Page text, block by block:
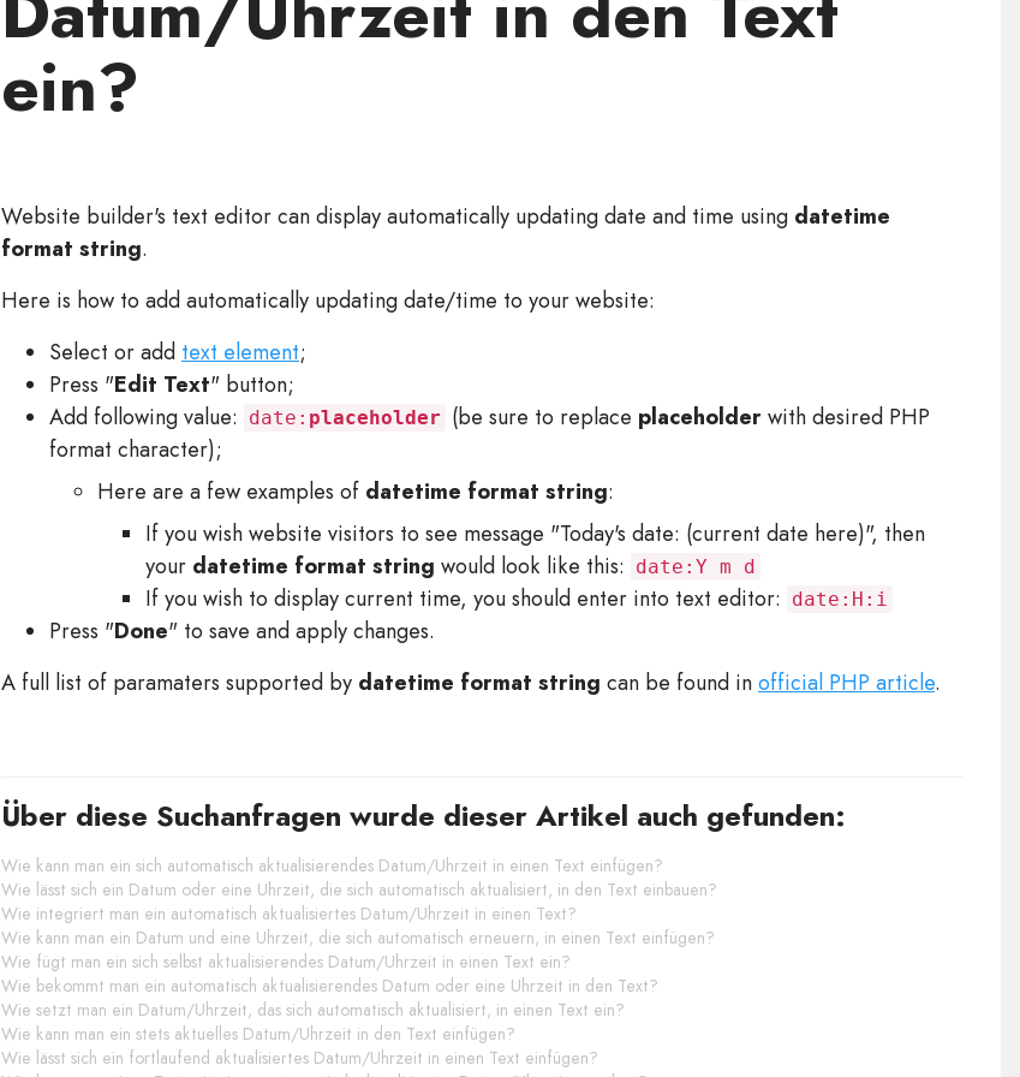
ein?
Website builder's text editor can display automatically updating date and time using datetime
format string.
Here is how to add automatically updating date/time to your website:
Select or add text element;
Press "Edit Text" button;
Add following value:
date: placeholder (be sure to replace placeholderwith desired PHP
format character);
Here are a few examples of datetime format string:
If you wish website visitors to see message "Today's date: (current date here)", then
your datetime format string would look like this: date:Y m d
If you wish to display current time, you should enter into text editor: date:H:i
Press "Done" to save and apply changes.
A full list of paramaters supported by datetime format string can be found inofficial PHP article.
Über diese Suchanfragen wurde dieser Artikel auch gefunden:
Wie kann man ein sich automatisch aktualisierendes Datum/Uhrzeit in einen Text einfügen?
Wie lässt sich ein Datum oder eine Uhrzeit, die sich automatisch aktualisiert, in den Text einbauen?
Wie integriert man ein automatisch aktualisiertes Datum/Uhrzeit in einen Text?
Wie kann man ein Datum und eine Uhrzeit, die sich automatisch erneuern, in einen Text einfügen?
Wie fügt man ein sich selbst aktualisierendes Datum/Uhrzeit in einen Text ein?
Wie bekommt man ein automatisch aktualisierendes Datum oder eine Uhrzeit in den Text?
Wie setzt man ein Datum/Uhrzeit, das sich automatisch aktualisiert, in einen Text ein?
Wie kann man ein stets aktuelles Datum/Uhrzeit in den Text einfügen?
Wie lässt sich ein fortlaufend aktualisiertes Datum/Uhrzeit in einen Text einfügen?